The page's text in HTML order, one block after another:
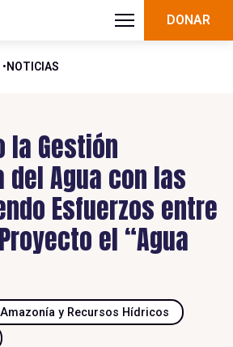
DONAR
NOTICIAS
la Gestión
del Agua con las
Esfuerzos entre
el “Agua
y Recursos Hídricos